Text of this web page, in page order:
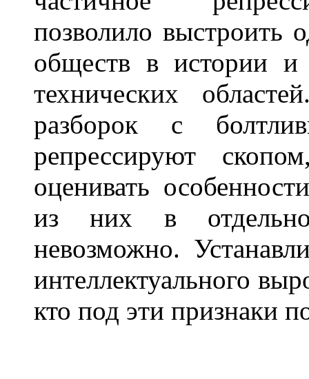
позволило выстроить
обществ в истории и
технических
разборок с
репрессируют
оценивать
из них в
невозможно.
интеллектуального
кто под эти признаки